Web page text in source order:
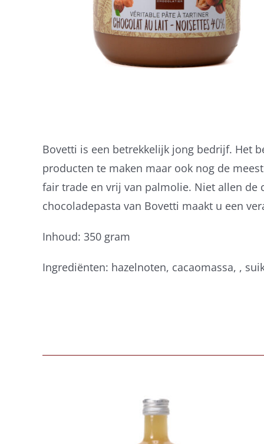
Bovetti is een betrekkelijk jong bedrijf. Het
producten te maken maar ook nog de
fair trade en vrij van palmolie. Niet allen de
chocoladepasta van Bovetti maakt u een
Inhoud: 350 gram
Ingrediënten: hazelnoten, cacaomassa, ,
Belberry komkommer